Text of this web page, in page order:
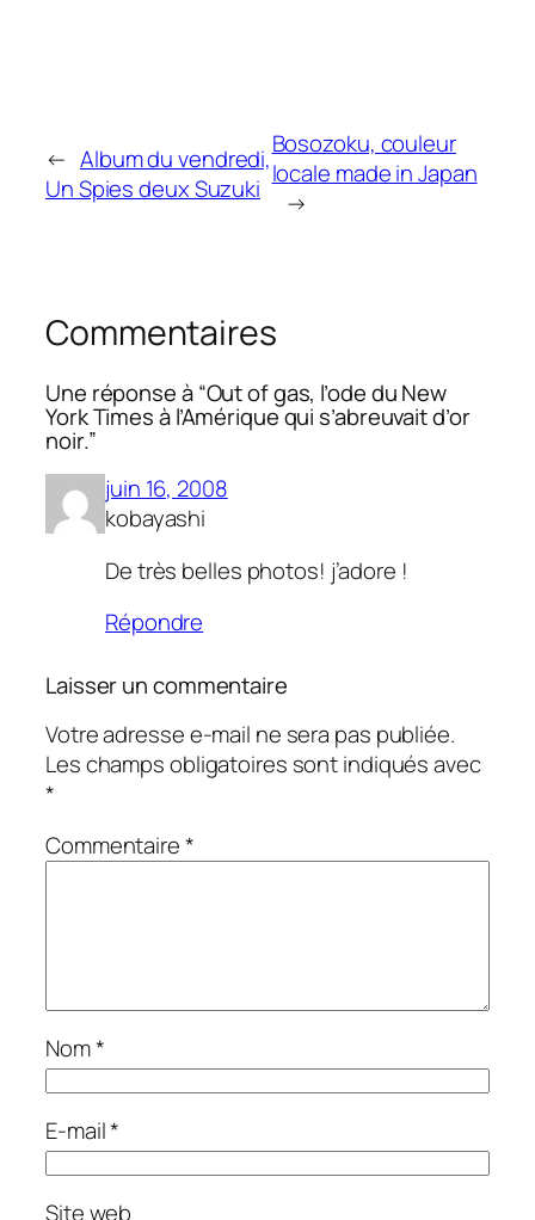
← Album du vendredi,
Un Spies deux Suzuki
Bosozoku, couleur
locale made in Japan
→
Commentaires
Une réponse à “Out of gas, l’ode du New
York Times à l’Amérique qui s’abreuvait d’or
noir.”
juin 16, 2008
kobayashi
De très belles photos! j’adore !
Répondre
Laisser un commentaire
Votre adresse e-mail ne sera pas publiée.
Les champs obligatoires sont indiqués avec
*
Commentaire*
Nom*
E-mail*
Site web